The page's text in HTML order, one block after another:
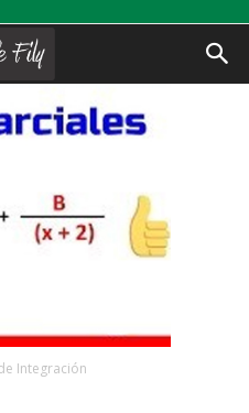
Integración